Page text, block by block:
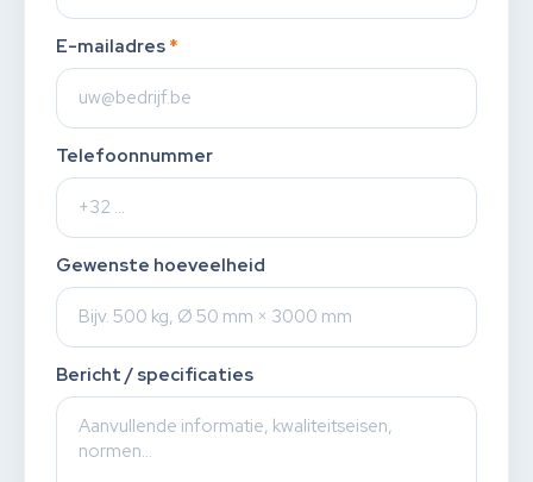
E-mailadres *
Telefoonnummer
Gewenste hoeveelheid
Bericht / specificaties